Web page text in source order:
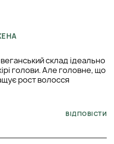
склад ідеально
голови. Але головне, що
рост волосся
ВІДПОВІСТИ